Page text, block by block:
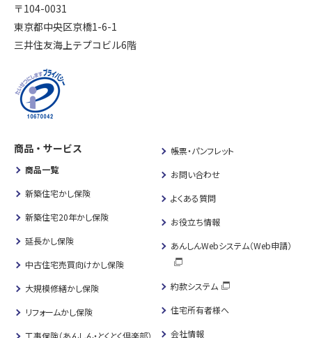
〒104-0031
東京都中央区京橋1-6-1
三井住友海上テプコビル6階
商品・サービス
商品一覧
新築住宅かし保険
新築住宅20年かし保険
延長かし保険
中古住宅売買向けかし保険
大規模修繕かし保険
リフォームかし保険
工事保険（あんしん・とくとく倶楽部）
帳票・パンフレット
お問い合わせ
よくある質問
お役立ち情報
あんしんWebシステム（Web申請）
約款システム
住宅所有者様へ
会社情報